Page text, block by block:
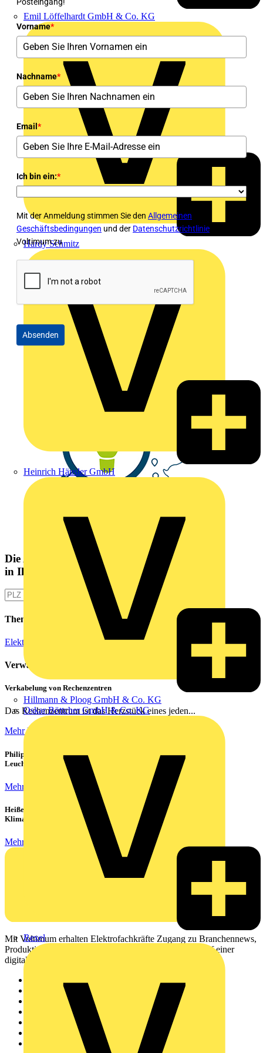
Emil Löffelhardt GmbH & Co. KG
Hardy Schmitz
Heinrich Häusler GmbH
Hillmann & Ploog GmbH & Co. KG
Oskar Böttcher GmbH & Co. KG
Rexel
Vorname*
Nachname*
Email *
Ich bin ein:*
Mit der Anmeldung stimmen Sie den Allgemeinen
Geschäftsbedingungen und der Datenschutzrichtlinie
Voltimum zu
Absenden
Die Altlampen Sammelstelle
in Ihrer Nähe
Themen
Elektroinstallation
Verwandte Inhalte
Verkabelung von Rechenzentren
Das Rechenzentrum ist das Herzstück eines jeden...
Mehr lesen
Philips CorePro LED-Röhren: Der preiswerte 1:1 Ersatz für
Leuchtstoffröhren
Mehr lesen
Heiße Sommer, kühle Köpfe: Verbraucher setzen immer mehr auf
Klimageräte und Ventilatoren
Mehr lesen
Mit Voltimum erhalten Elektrofachkräfte Zugang zu Branchennews,
Produktinformationen, Schulungen und Tools – alles auf einer
digitalen Plattform und Community.
Produktsuche